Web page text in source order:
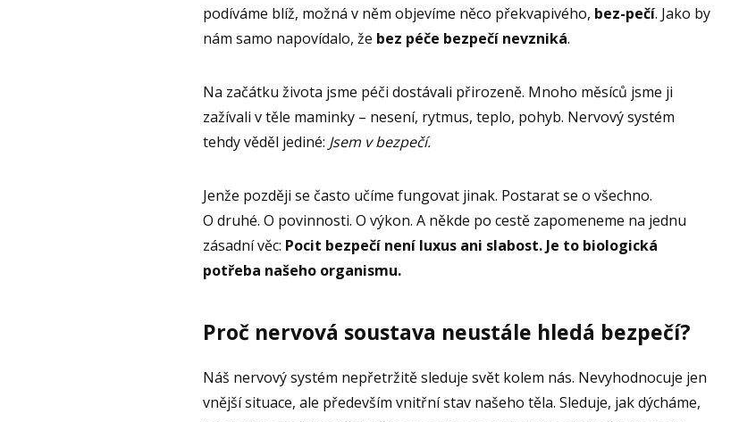
podíváme blíž, možná v něm objevíme něco překvapivého, bez-pečí. Jako by
nám samo napovídalo, že bez péče bezpečí nevzniká.
Na začátku života jsme péči dostávali přirozeně. Mnoho měsíců jsme ji
zažívali v těle maminky – nesení, rytmus, teplo, pohyb. Nervový systém
tehdy věděl jediné: Jsem v bezpečí.
Jenže později se často učíme fungovat jinak. Postarat se o všechno.
O druhé. O povinnosti. O výkon. A někde po cestě zapomeneme na jednu
zásadní věc: Pocit bezpečí není luxus ani slabost. Je to biologická
potřeba našeho organismu.
Proč nervová soustava neustále hledá bezpečí?
Náš nervový systém nepřetržitě sleduje svět kolem nás. Nevyhodnocuje jen
vnější situace, ale především vnitřní stav našeho těla. Sleduje, jak dýcháme,